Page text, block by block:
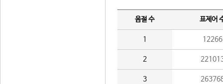
음절 수 표제어
1 12266
2
3